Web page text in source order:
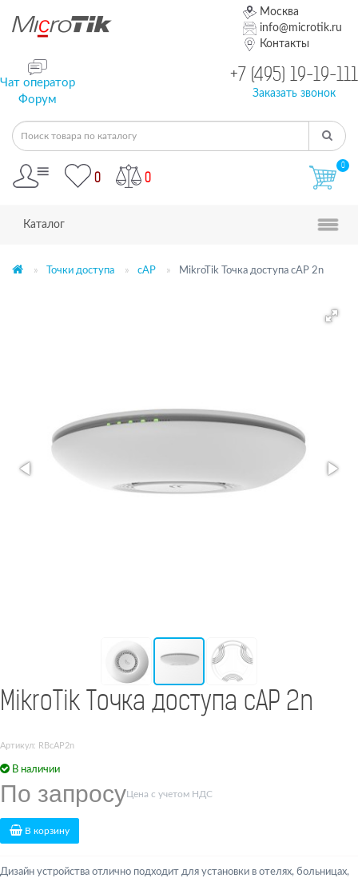
Москва
info@microtik.ru
Контакты
Чат оператор
Форум
+7 (495) 19-19-111
Заказать звонок
0 0
0
Каталог
Точки доступа cAP MikroTik Точка доступа cAP 2n
MikroTik Точка доступа cAP 2n
Артикул: RBcAP2n
В наличии
По запросу Цена с учетом НДС
В корзину
Дизайн устройства отлично подходит для установки в отелях, больницах,